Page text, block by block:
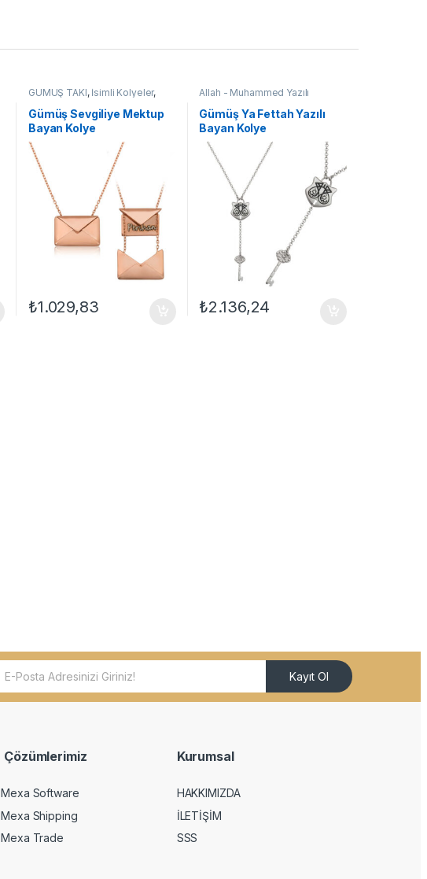
GÜMÜŞ TAKI, İsimli Kolyeler,
Kadın Kolyeleri
Gümüş Sevgiliye Mektup
Bayan Kolye
₺1.029,83
Allah - Muhammed Yazılı
GÜMÜŞ TAKI,Kadın Kolyeleri
Kolye
Gümüş Ya Fettah Yazılı
Bayan Kolye
₺2.136,24
Kayıt Ol
Çözümlerimiz
Mexa Software
Mexa Shipping
Mexa Trade
Kurumsal
HAKKIMIZDA
İLETİŞİM
SSS